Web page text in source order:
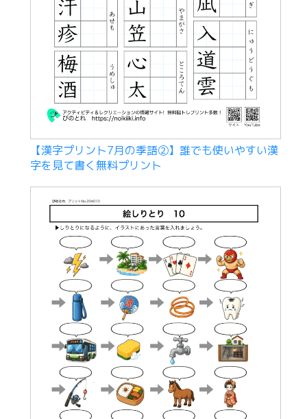
【漢字プリント7月の季語②】誰でも使いやすい漢
字を見て書く無料プリント